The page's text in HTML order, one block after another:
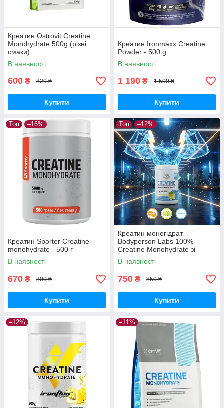
Креатин Ostrovit Creatine
Monohydrate 500g (різні
смаки)
В наявності
600 ₴ 820 ₴
Купити
Креатин Ironmaxx Creatine
Powder - 500 g
В наявності
1 190 ₴ 1 500 ₴
Купити
Топ –16%
Креатин Sporter Creatine
monohydrate - 500 г
В наявності
670 ₴ 800 ₴
Купити
Топ –12%
Креатин моногідрат
Bodyperson Labs 100%
Creatine Monohydrate зі
смаком 500g
В наявності
750 ₴ 850 ₴
Купити
–12% –11%